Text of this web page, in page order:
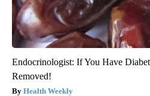
Endocrinologist: If You Have
Removed!
Health Weekly